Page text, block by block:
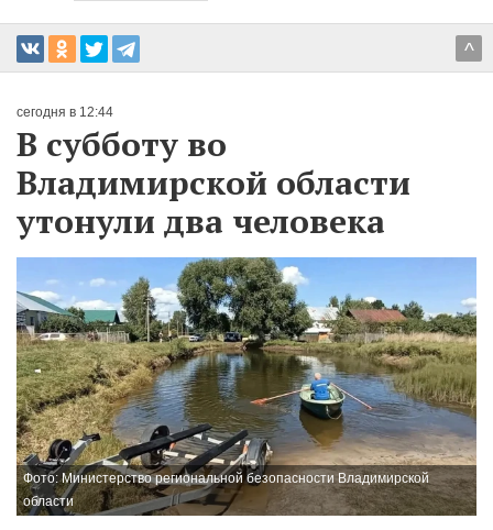
^
сегодня в 12:44
В субботу во
Владимирской области
утонули два человека
Фото: Министерство региональной безопасности Владимирской
области